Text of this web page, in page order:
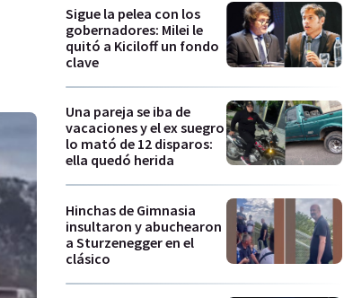
Sigue la pelea con los
gobernadores: Milei le
quitó a Kiciloff un fondo
clave
Una pareja se iba de
vacaciones y el ex suegro
lo mató de 12 disparos:
ella quedó herida
Hinchas de Gimnasia
insultaron y abuchearon
a Sturzenegger en el
clásico